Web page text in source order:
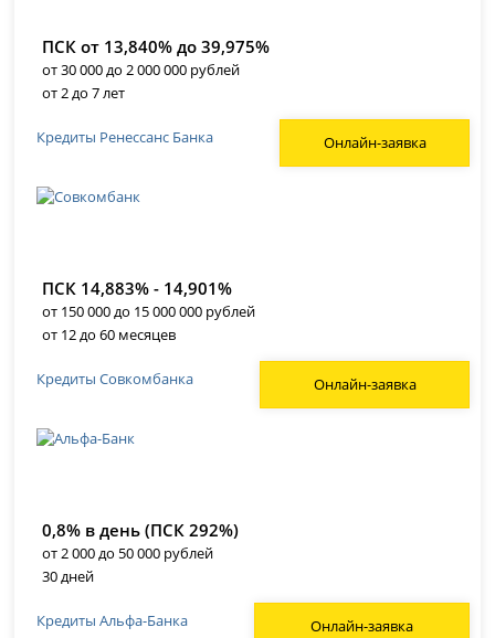
ПСК от 13,840% до 39,975%
от 30 000 до 2 000 000 рублей
от 2 до 7 лет
Онлайн-заявка
Кредиты Ренессанс Банка
ПСК 14,883% - 14,901%
от 150 000 до 15 000 000 рублей
от 12 до 60 месяцев
Онлайн-заявка
Кредиты Совкомбанка
0,8% в день (ПСК 292%)
от 2 000 до 50 000 рублей
30 дней
Онлайн-заявка
Кредиты Альфа-Банка